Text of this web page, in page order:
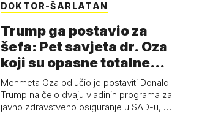
DOKTOR-ŠARLATAN
Trump ga postavio za
šefa: Pet savjeta dr. Oza
koji su opasne totalne
budalašti…
Mehmeta Oza odlučio je postaviti Donald
Trump na čelo dvaju vladinih programa za
javno zdravstveno osiguranje u SAD-u, …